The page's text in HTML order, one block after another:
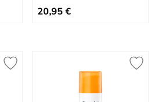
20,95 €